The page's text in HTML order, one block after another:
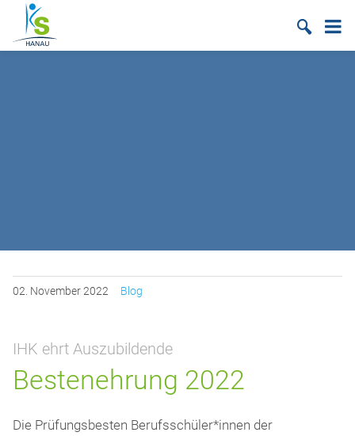
Suche
02. November2022 Blog
IHK ehrt Auszubildende
Bestenehrung 2022
Die Prüfungsbesten Berufsschüler*innen der